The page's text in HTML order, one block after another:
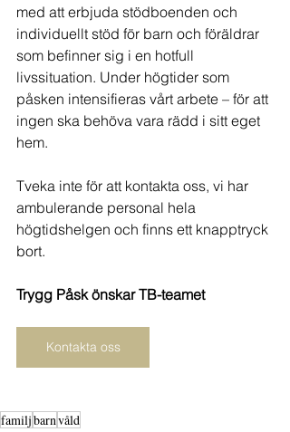
med att erbjuda stödboenden och
individuellt stöd för barn och föräldrar
som befinner sig i en hotfull
livssituation. Under högtider som
påsken intensifieras vårt arbete – för att
ingen ska behöva vara rädd i sitt eget
hem.
Tveka inte för att kontakta oss, vi har
ambulerande personal hela
högtidshelgen och finns ett knapptryck
bort.
Trygg Påsk önskar TB-teamet
Kontakta oss
familjbarnvåld